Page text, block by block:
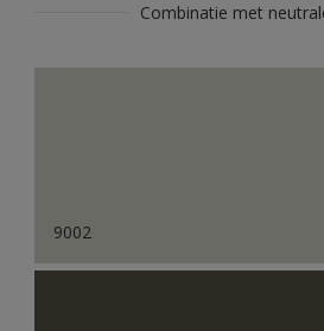
Combinatie met
9002